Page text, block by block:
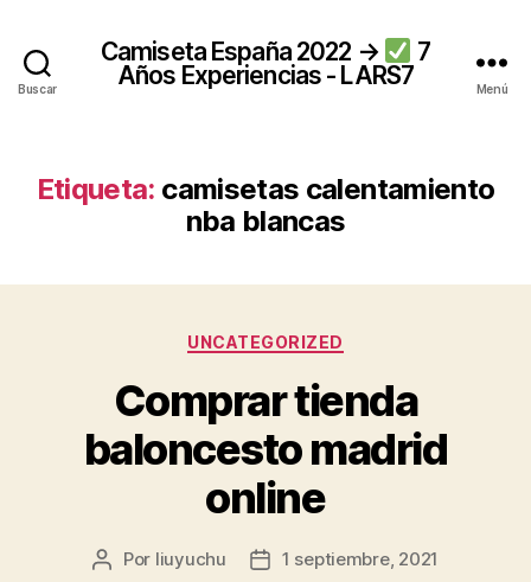
Buscar
Camiseta España 2022 →
7
Años Experiencias - LARS7
Menú
Etiqueta: camisetas calentamiento
nba blancas
Categorías
UNCATEGORIZED
Comprar tienda
baloncesto madrid
online
Autor
Por liuyuchu
Fecha1 septiembre, 2021